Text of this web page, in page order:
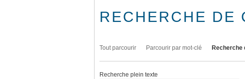
RECHERCHE DE
Tout parcourir Parcourir par mot-clé Recherche
Recherche plein texte